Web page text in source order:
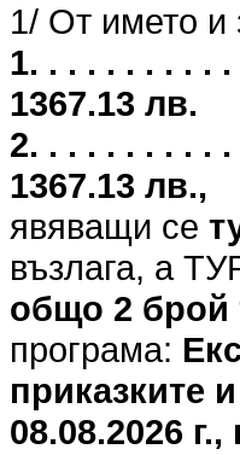
1/ От името и
1. . . . . . . . . .
1367.13 лв.
2. . . . . . . . . .
1367.13 лв.,
явяващи се
възлага, а
общо 2 брой
програма:
приказките
08.08.2026